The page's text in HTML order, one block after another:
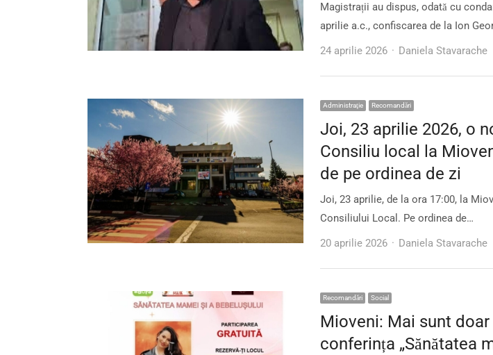
Magistrații au dispus, odată cu
aprilie a.c., confiscarea de la Ion
24 aprilie 2026
Author
Daniela Stavarache
Administraţie Recomandări
Joi, 23 aprilie 2026, o
Consiliu local la
de pe ordinea de zi
Joi, 23 aprilie, de la ora 17:00, la
Consiliului Local. Pe ordinea de…
20 aprilie 2026
Author
Daniela Stavarache
Recomandări Social
Mioveni: Mai sunt
conferința „Sănătatea